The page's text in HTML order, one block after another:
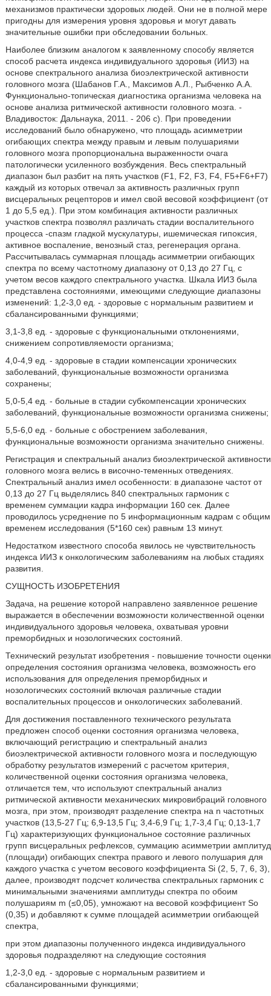
механизмов практически здоровых людей. Они не в полной мере
пригодны для измерения уровня здоровья и могут давать
значительные ошибки при обследовании больных.
Наиболее близким аналогом к заявленному способу является
способ расчета индекса индивидуального здоровья (ИИЗ) на
основе спектрального анализа биоэлектрической активности
головного мозга (Шабанов Г.А., Максимов А.Л., Рыбченко А.А.
Функционально-топическая диагностика организма человека на
основе анализа ритмической активности головного мозга. -
Владивосток: Дальнаука, 2011. - 206 с). При проведении
исследований было обнаружено, что площадь асимметрии
огибающих спектра между правым и левым полушариями
головного мозга пропорциональна выраженности очага
патологически усиленного возбуждения. Весь спектральный
диапазон был разбит на пять участков (F1, F2, F3, F4, F5+F6+F7)
каждый из которых отвечал за активность различных групп
висцеральных рецепторов и имел свой весовой коэффициент (от
1 до 5,5 ед.). При этом комбинация активности различных
участков спектра позволял различать стадии воспалительного
процесса -спазм гладкой мускулатуры, ишемическая гипоксия,
активное воспаление, венозный стаз, регенерация органа.
Рассчитывалась суммарная площадь асимметрии огибающих
спектра по всему частотному диапазону от 0,13 до 27 Гц, с
учетом весов каждого спектрального участка. Шкала ИИЗ была
представлена состояниями, имеющими следующие диапазоны
изменений: 1,2-3,0 ед. - здоровые с нормальным развитием и
сбалансированными функциями;
3,1-3,8 ед. - здоровые с функциональными отклонениями,
снижением сопротивляемости организма;
4,0-4,9 ед. - здоровые в стадии компенсации хронических
заболеваний, функциональные возможности организма
сохранены;
5,0-5,4 ед. - больные в стадии субкомпенсации хронических
заболеваний, функциональные возможности организма снижены;
5,5-6,0 ед. - больные с обострением заболевания,
функциональные возможности организма значительно снижены.
Регистрация и спектральный анализ биоэлектрической активности
головного мозга велись в височно-теменных отведениях.
Спектральный анализ имел особенности: в диапазоне частот от
0,13 до 27 Гц выделялись 840 спектральных гармоник с
временем суммации кадра информации 160 сек. Далее
проводилось усреднение по 5 информационным кадрам с общим
временем исследования (5*160 сек) равным 13 минут.
Недостатком известного способа явилось не чувствительность
индекса ИИЗ к онкологическим заболеваниям на любых стадиях
развития.
СУЩНОСТЬ ИЗОБРЕТЕНИЯ
Задача, на решение которой направлено заявленное решение
выражается в обеспечении возможности количественной оценки
индивидуального здоровья человека, охватывая уровни
преморбидных и нозологических состояний.
Технический результат изобретения - повышение точности оценки
определения состояния организма человека, возможность его
использования для определения преморбидных и
нозологических состояний включая различные стадии
воспалительных процессов и онкологических заболеваний.
Для достижения поставленного технического результата
предложен способ оценки состояния организма человека,
включающий регистрацию и спектральный анализ
биоэлектрической активности головного мозга и последующую
обработку результатов измерений с расчетом критерия,
количественной оценки состояния организма человека,
отличается тем, что используют спектральный анализ
ритмической активности механических микровибраций головного
мозга, при этом, производят разделение спектра на n частотных
участков (13,5-27 Гц; 6,9-13,5 Гц; 3,4-6,9 Гц; 1,7-3,4 Гц; 0,13-1,7
Гц) характеризующих функциональное состояние различных
групп висцеральных рефлексов, суммацию асимметрии амплитуд
(площади) огибающих спектра правого и левого полушария для
каждого участка с учетом весового коэффициента Si (2, 5, 7, 6, 3),
далее, производят подсчет количества спектральных гармоник с
минимальными значениями амплитуды спектра по обоим
полушариям m (≤0,05), умножают на весовой коэффициент So
(0,35) и добавляют к сумме площадей асимметрии огибающей
спектра,
при этом диапазоны полученного индекса индивидуального
здоровья подразделяют на следующие состояния
1,2-3,0 ед. - здоровые с нормальным развитием и
сбалансированными функциями;